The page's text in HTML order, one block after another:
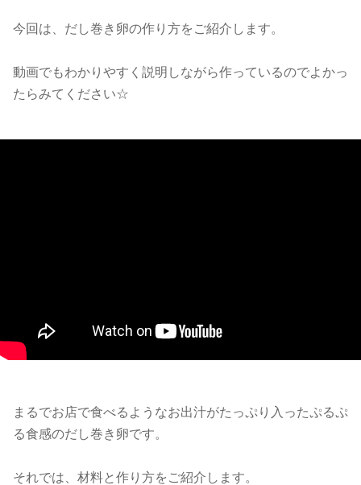
今回は、だし巻き卵の作り方をご紹介します。
動画でもわかりやすく説明しながら作っているのでよかっ
たらみてください☆
まるでお店で食べるようなお出汁がたっぷり入ったぷるぷ
る食感のだし巻き卵です。
それでは、材料と作り方をご紹介します。